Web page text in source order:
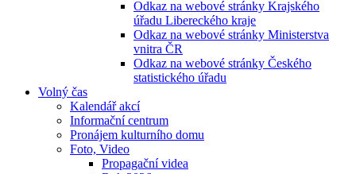
Odkaz na webové stránky Krajského
úřadu Libereckého kraje
Odkaz na webové stránky Ministerstva
vnitra ČR
Odkaz na webové stránky Českého
statistického úřadu
Volný čas
Kalendář akcí
Informační centrum
Pronájem kulturního domu
Foto, Video
Propagační videa